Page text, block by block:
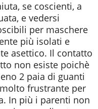
se coscienti, a
e vedersi
per maschere
più isolati e
asettico. Il contatto
non esiste poichè
2 paia di guanti
frustrante per
In più i parenti non